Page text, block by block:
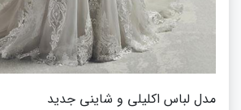
مدل لباس اکلیلی و شاینی جدید